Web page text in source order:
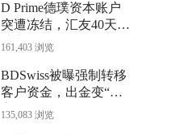
D Prime德璞资本账户
突遭冻结，汇友40天无
法出金
161,403 浏览
BDSwiss被曝强制转移
客户资金，出金变“数
字铜”锁仓24个月
135,083 浏览